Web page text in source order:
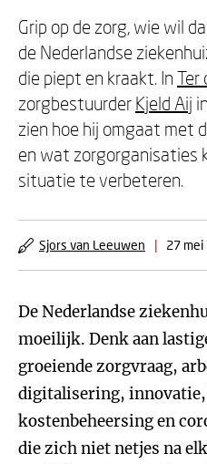
Grip op de zorg, wie wil
de Nederlandse
die piept en kraakt. In Ter
zorgbestuurder Kjeld Aij
zien hoe hij omgaat met
en wat zorgorganisaties
situatie te verbeteren.
Sjors van Leeuwen | 27 mei
De Nederlandse
moeilijk. Denk aan
groeiende zorgvraag,
digitalisering,
kostenbeheersing en
die zich niet netjes na